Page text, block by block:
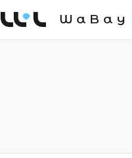
WaBay 挖貝 | 台灣最值得信